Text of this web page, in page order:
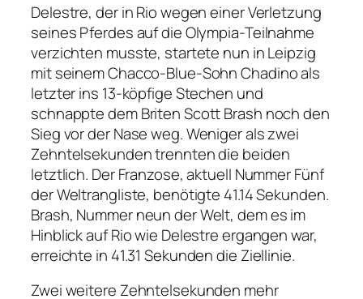
Delestre, der in Rio wegen einer Verletzung
seines Pferdes auf die Olympia-Teilnahme
verzichten musste, startete nun in Leipzig
mit seinem Chacco-Blue-Sohn Chadino als
letzter ins 13-köpfige Stechen und
schnappte dem Briten Scott Brash noch den
Sieg vor der Nase weg. Weniger als zwei
Zehntelsekunden trennten die beiden
letztlich. Der Franzose, aktuell Nummer Fünf
der Weltrangliste, benötigte 41.14 Sekunden.
Brash, Nummer neun der Welt, dem es im
Hinblick auf Rio wie Delestre ergangen war,
erreichte in 41.31 Sekunden die Ziellinie.
Zwei weitere Zehntelsekunden mehr